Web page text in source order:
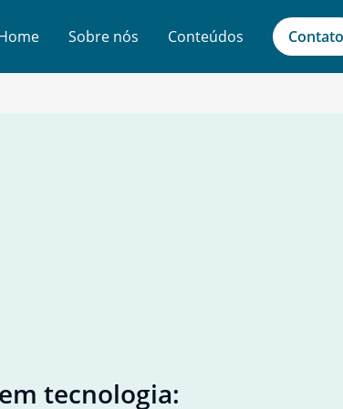
Sobre nós Conteúdos Contato
tecnologia: